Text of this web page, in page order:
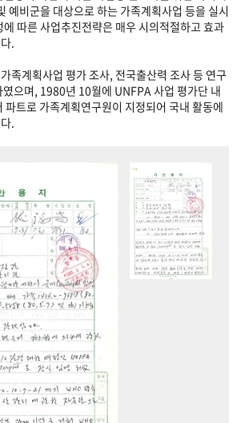
예비군을 대상으로 하는 가족계획사업 등을 실시
따른 사업추진전략은 매우 시의적절하고 효과
.
족계획사업 평가 조사, 전국출산력 조사 등 연구
으며, 1980년 10월에 UNFPA 사업 평가단 내
파트로 가족계획연구원이 지정되어 국내 활동에
.